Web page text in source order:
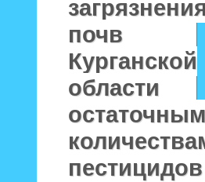
почв
Курганской
области
пестицидов